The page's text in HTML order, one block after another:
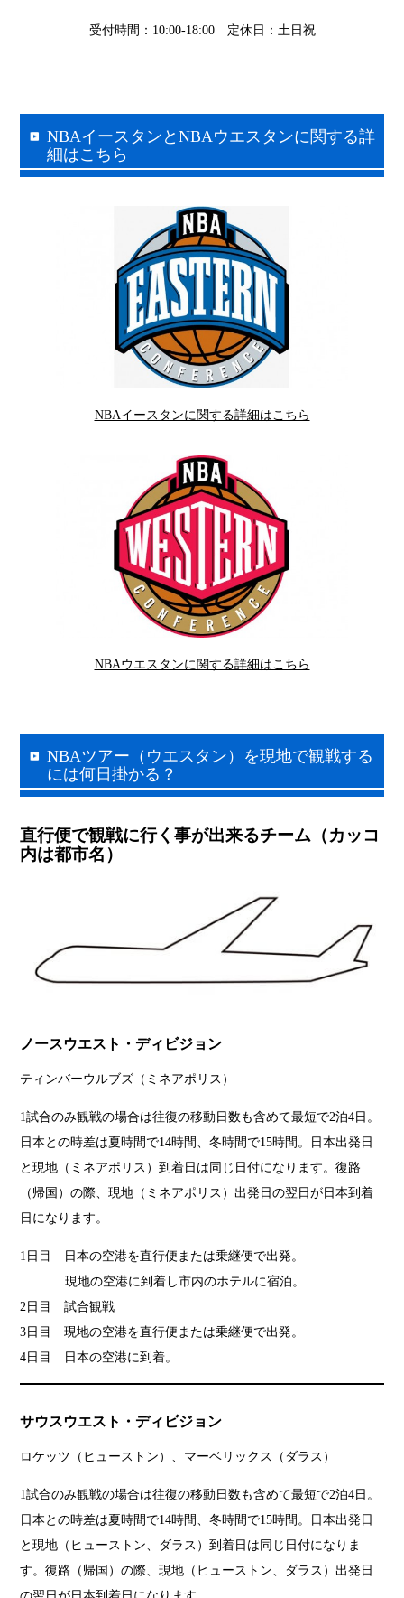
受付時間：10:00-18:00 定休日：土日祝
NBAイースタンとNBAウエスタンに関する詳
細はこちら
NBAイースタンに関する詳細はこちら
NBAウエスタンに関する詳細はこちら
NBAツアー（ウエスタン）を現地で観戦する
には何日掛かる？
直行便で観戦に行く事が出来るチーム（カッコ
内は都市名）
ノースウエスト・ディビジョン
ティンバーウルブズ（ミネアポリス）
1試合のみ観戦の場合は往復の移動日数も含めて最短で2泊4日。
日本との時差は夏時間で14時間、冬時間で15時間。日本出発日
と現地（ミネアポリス）到着日は同じ日付になります。復路
（帰国）の際、現地（ミネアポリス）出発日の翌日が日本到着
日になります。
1日目 日本の空港を直行便または乗継便で出発。
現地の空港に到着し市内のホテルに宿泊。
2日目 試合観戦
3日目 現地の空港を直行便または乗継便で出発。
4日目 日本の空港に到着。
サウスウエスト・ディビジョン
ロケッツ（ヒューストン）、マーベリックス（ダラス）
1試合のみ観戦の場合は往復の移動日数も含めて最短で2泊4日。
日本との時差は夏時間で14時間、冬時間で15時間。日本出発日
と現地（ヒューストン、ダラス）到着日は同じ日付になりま
す。復路（帰国）の際、現地（ヒューストン、ダラス）出発日